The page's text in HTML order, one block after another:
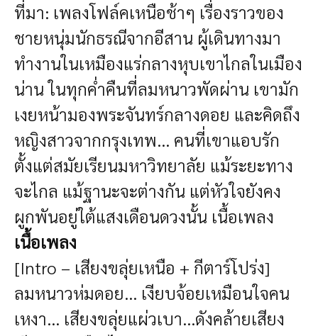
ที่มา: เพลงโฟล์คเหนือช้าๆ เรื่องราวของ
ชายหนุ่มนักธรณีจากอีสาน ผู้เดินทางมา
ทำงานในเหมืองแร่กลางหุบเขาไกลในเมือง
น่าน ในทุกค่ำคืนที่ลมหนาวพัดผ่าน เขามัก
เงยหน้ามองพระจันทร์กลางดอย และคิดถึง
หญิงสาวจากกรุงเทพ... คนที่เขาแอบรัก
ตั้งแต่สมัยเรียนมหาวิทยาลัย แม้ระยะทาง
จะไกล แม้ฐานะจะต่างกัน แต่หัวใจยังคง
ผูกพันอยู่ใต้แสงเดือนดวงนั้น เนื้อเพลง
เนื้อเพลง
[Intro – เสียงขลุ่ยเหนือ + กีตาร์โปร่ง]
ลมหนาวห่มดอย... เงียบจ้อยเหมือนใจคน
เหงา... เสียงขลุ่ยแผ่วเบา...ดังคล้ายเสียง